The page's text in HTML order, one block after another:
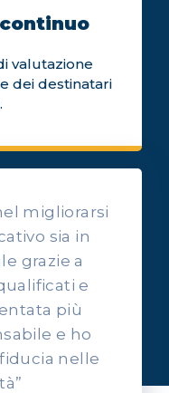
valutazione
dei destinatari
ALLIEVI
dei
migliorarsi
sia in
grazie a
e
più
e ho
nelle